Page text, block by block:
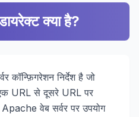
क्या है?
कॉन्फ़िगरेशन निर्देश है जो
URL से दूसरे URL पर
वेब सर्वर पर उपयोग